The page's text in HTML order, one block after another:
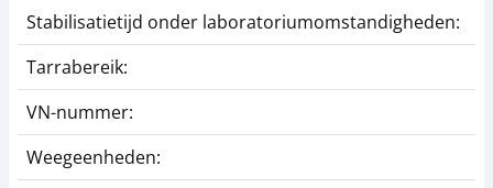
Stabilisatietijd onder laboratoriumomstandigheden:
Tarrabereik:
VN-nummer:
Weegeenheden: